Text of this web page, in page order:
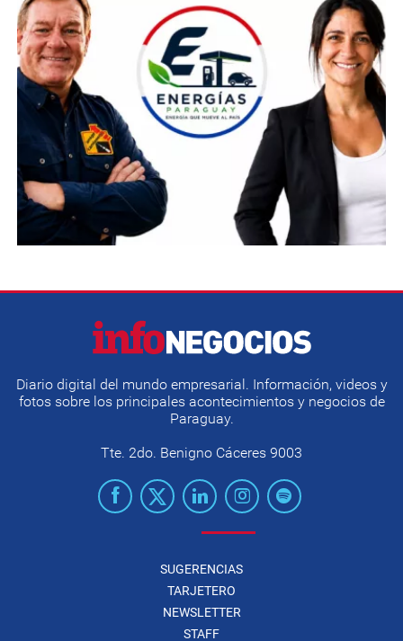
Diario digital del mundo empresarial. Información, videos y
fotos sobre los principales acontecimientos y negocios de
Paraguay.
Tte. 2do. Benigno Cáceres 9003
SUGERENCIAS
TARJETERO
NEWSLETTER
STAFF